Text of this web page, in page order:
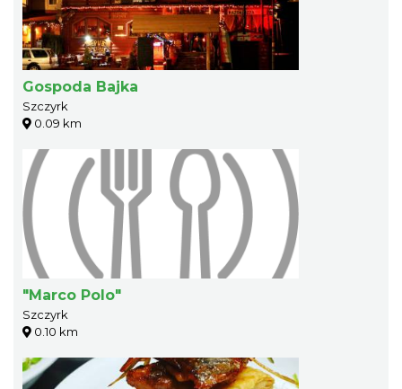
Gospoda Bajka
Szczyrk
0.09 km
"Marco Polo"
Szczyrk
0.10 km